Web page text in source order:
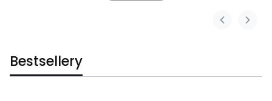
Bestsellery